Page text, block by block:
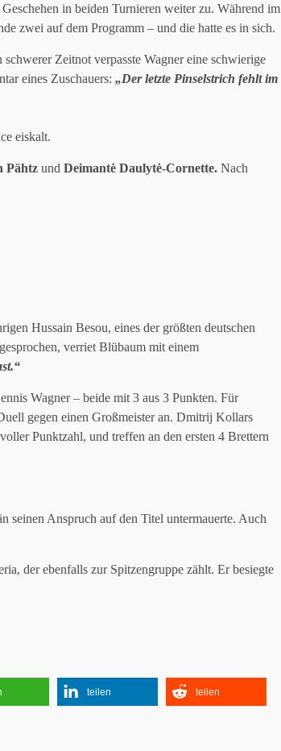
in beiden Turnieren weiter zu. Während im
zwei auf dem Programm – und die hatte es in sich.
schwerer Zeitnot verpasste Wagner eine schwierige
eines Zuschauers: „Der letzte Pinselstrich fehlt im
eiskalt.
Pähtz und Deimantė Daulytė-Cornette. Nach
Hussain Besou, eines der größten deutschen
verriet Blübaum mit einem
Wagner – beide mit 3 aus 3 Punkten. Für
gegen einen Großmeister an. Dmitrij Kollars
Punktzahl, und treffen an den ersten 4 Brettern
seinen Anspruch auf den Titel untermauerte. Auch
der ebenfalls zur Spitzengruppe zählt. Er besiegte
teilen teilen